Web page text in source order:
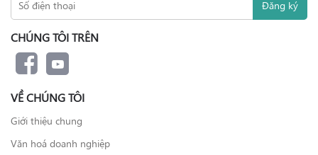
CHÚNG TÔI TRÊN
VỀ CHÚNG TÔI
Giới thiệu chung
Văn hoá doanh nghiệp